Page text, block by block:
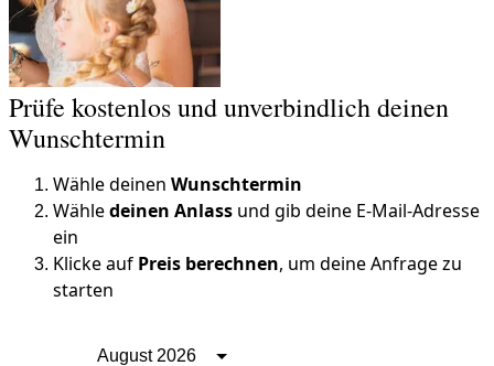
Prüfe kostenlos und unverbindlich deinen
Wunschtermin
Wähle deinen Wunschtermin
Wähledeinen Anlass und gib deine E-Mail-Adresse
ein
Klicke auf Preis berechnen, um deine Anfrage zu
starten
August 2026